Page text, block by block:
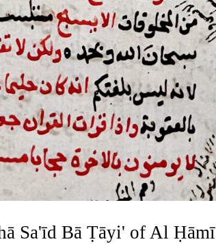
Sa'īd Bā Ṭāyi' of Al Ḥāmī